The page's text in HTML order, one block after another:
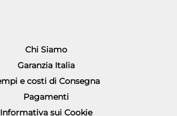
Chi Siamo
Garanzia Italia
e costi di Consegna
Pagamenti
Informativa sui Cookie